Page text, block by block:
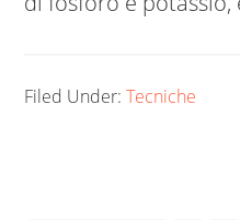
Filed Under:Tecniche